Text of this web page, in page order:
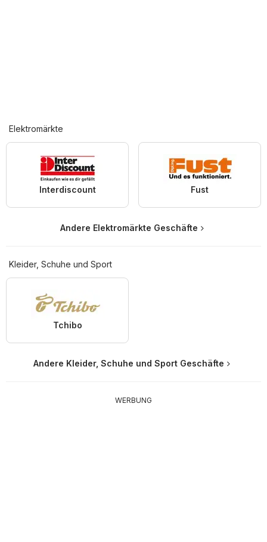
Elektromärkte
Interdiscount Fust
Andere Elektromärkte Geschäfte
Kleider, Schuhe und Sport
Tchibo
Andere Kleider, Schuhe und Sport Geschäfte
WERBUNG